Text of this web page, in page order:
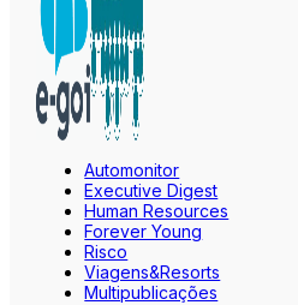
Automonitor
Executive Digest
Human Resources
Forever Young
Risco
Viagens&Resorts
Multipublicações